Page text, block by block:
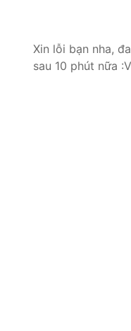
Xin lỗi bạn nha,
sau 10 phút nữa :V